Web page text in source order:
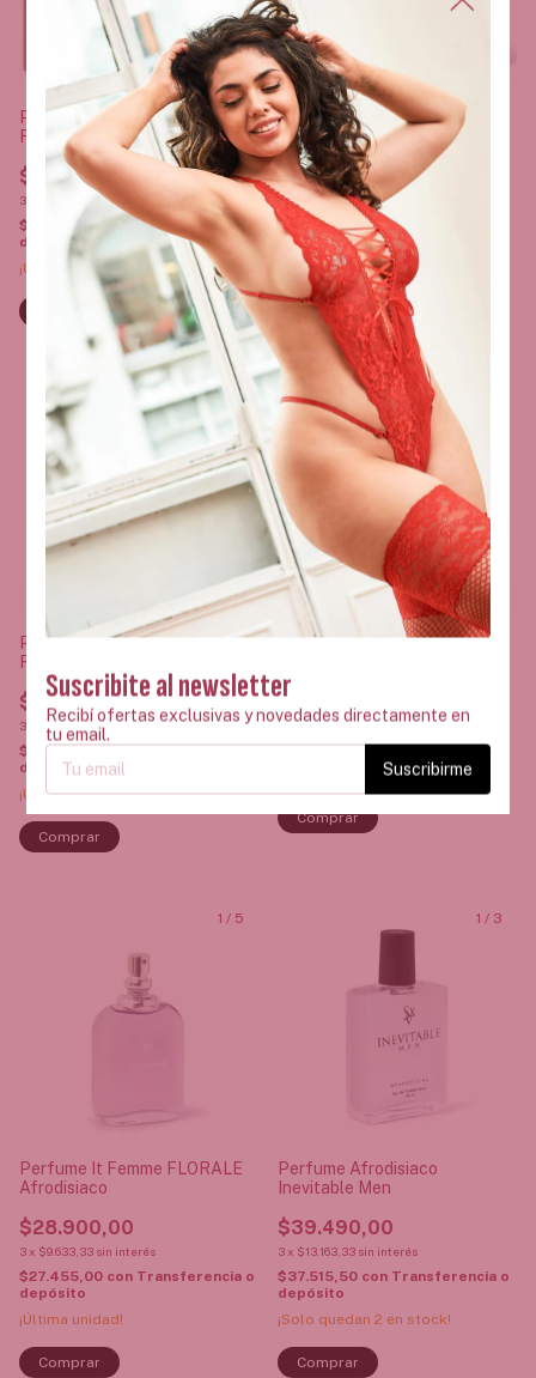
Perfume Masculino Con
Feromonas For Him Vip
Sexitive 100 Ml
$42.900,00
3 sin interés
$40.755,00
Transferencia o
depósito
¡Última unidad!
Perfume Aphrodisiac Sexitive
For Him Elixir 100ml
$43.500,00
3x $14.500,00sin interés
$41.325,00con Transferencia o
depósito
¡Solo quedan2en stock!
1 3
Perfume Aphrodisiac Sexitive
For Him 100ml
$43.500,00
3 $14.500,00 sin interés
$41.325,00con Transferencia o
depósito
¡Última unidad!
Body Splash BE con Glitter
$15.900,00
$5.300,00 sin interés
depósito
1 / 5
Perfume It Femme FLORALE
Afrodisiaco
$28.900,00
3 x $9.633,33 sin interés
$27.455,00 con Transferencia o
depósito
¡Última unidad!
1 / 3
Perfume Afrodisiaco
Inevitable Men
$39.490,00
3 x $13.163,33 sin interés
$37.515,50 con Transferencia o
depósito
¡Solo quedan 2 en stock!
Suscribite al newsletter
Recibí ofertas exclusivas y novedades directamente en
tu email.
Suscribirme